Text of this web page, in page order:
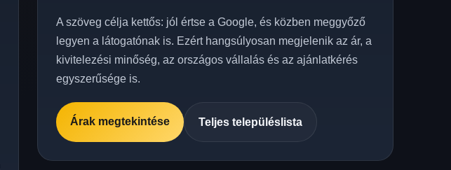
A szöveg célja kettős: jól értse a Google, és közben meggyőző
legyen a látogatónak is. Ezért hangsúlyosan megjelenik az ár, a
kivitelezési minőség, az országos vállalás és az ajánlatkérés
egyszerűsége is.
Árak megtekintése Teljes településlista